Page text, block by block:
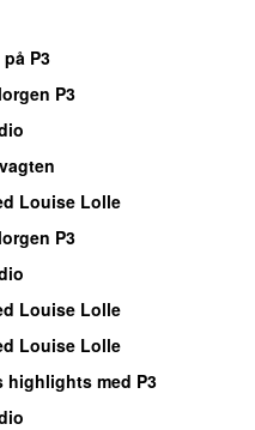
på P3
P3
Louise Lolle
P3
Louise Lolle
Louise Lolle
highlights med P3